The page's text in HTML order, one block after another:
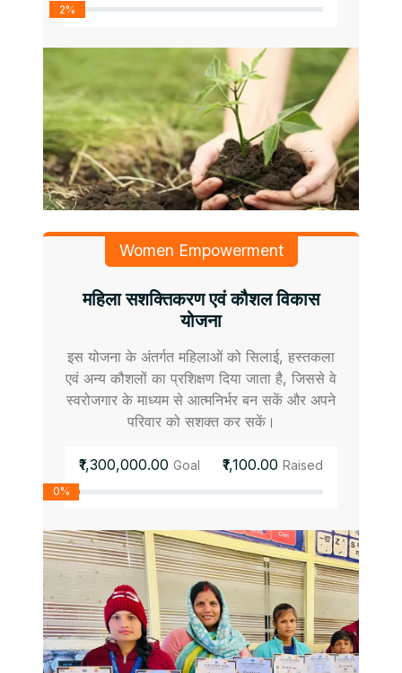
2%
Women Empowerment
महिला सशक्तिकरण एवं कौशल विकास
योजना
इस योजना के अंतर्गत महिलाओं को सिलाई, हस्तकला
एवं अन्य कौशलों का प्रशिक्षण दिया जाता है, जिससे वे
स्वरोजगार के माध्यम से आत्मनिर्भर बन सकें और अपने
परिवार को सशक्त कर सकें।
₹1,300,000.00 Goal ₹1,100.00 Raised
0%